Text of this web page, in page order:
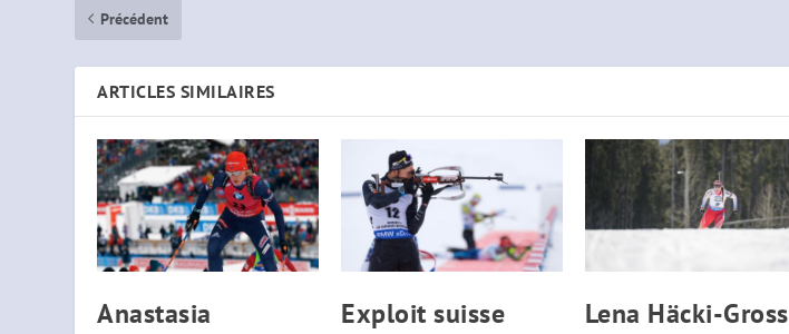
Précédent
ARTICLES SIMILAIRES
Anastasia
Exploit suisse
Lena Häcki-Gross